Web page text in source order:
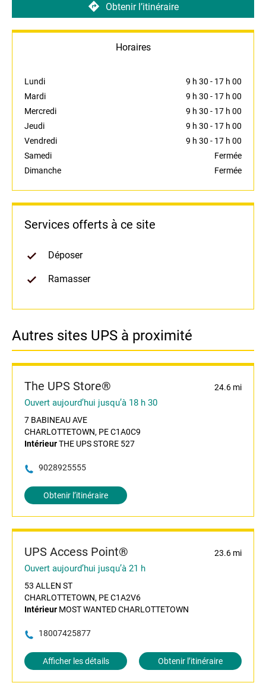
Obtenir l’itinéraire
Horaires
Lundi 9 h 30 - 17 h 00
Mardi
9 h 30 - 17 h 00
Mercredi
9 h 30 - 17 h 00
Jeudi
9 h 30 - 17 h 00
Vendredi
9 h 30 - 17 h 00
Samedi
Fermée
Dimanche
Fermée
Services offerts à ce site
Déposer
Ramasser
Autres sites UPS à proximité
The UPS Store® 24.6 mi
Ouvert aujourd’hui jusqu’à 18 h 30
7 BABINEAU AVE
CHARLOTTETOWN, PE C1A0C9
IntérieurTHE UPS STORE 527
9028925555
Obtenir l’itinéraire
UPS Access Point® 23.6 mi
Ouvert aujourd’hui jusqu’à 21 h
53 ALLEN ST
CHARLOTTETOWN, PE C1A2V6
Intérieur MOST WANTED CHARLOTTETOWN
18007425877
Afficher les détails Obtenir l’itinéraire